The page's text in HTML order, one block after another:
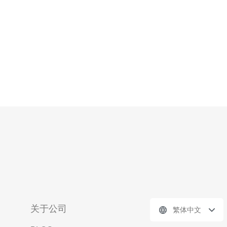
关于公司 繁体中文